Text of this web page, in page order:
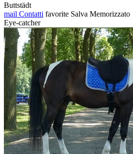
Buttstädt
mail Contatti favorite Salva Memorizzato
Eye-catcher